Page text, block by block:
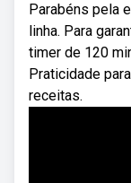
Parabéns pela
linha. Para
timer de 120
Praticidade
receitas.